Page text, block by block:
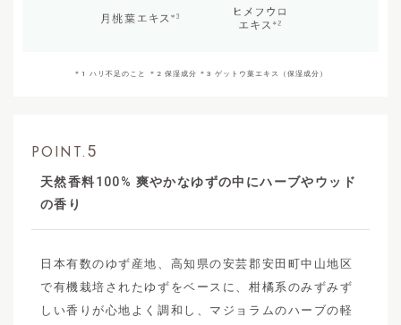
＊1 ハリ不足のこと ＊2 保湿成分 ＊3 ゲットウ葉エキス（保湿成分）
POINT. 5
天然香料100% 爽やかなゆずの中にハーブやウッド
の香り
日本有数のゆず産地、高知県の安芸郡安田町中山地区
で有機栽培されたゆずをベースに、柑橘系のみずみず
しい香りが心地よく調和し、マジョラムのハーブの軽